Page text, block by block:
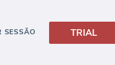
SESSÃO TRIAL